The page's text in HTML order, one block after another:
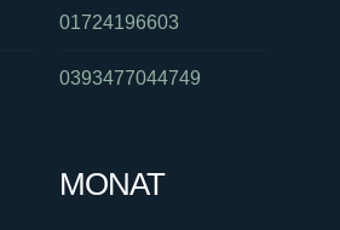
01724196603
0393477044749
MONAT